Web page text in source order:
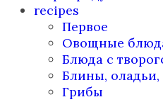
recipes
Первое
Овощные
Блюда с
Блины,
Грибы